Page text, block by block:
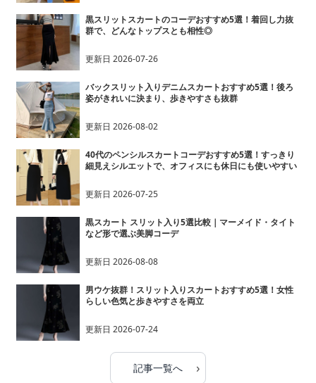
黒スリットスカートのコーデおすすめ5選！着回し力抜
群で、どんなトップスとも相性◎
更新日 2026-07-26
バックスリット入りデニムスカートおすすめ5選！後ろ
姿がきれいに決まり、歩きやすさも抜群
更新日 2026-08-02
40代のペンシルスカートコーデおすすめ5選！すっきり
細見えシルエットで、オフィスにも休日にも使いやすい
更新日 2026-07-25
黒スカート スリット入り5選比較｜マーメイド・タイト
など形で選ぶ美脚コーデ
更新日 2026-08-08
男ウケ抜群！スリット入りスカートおすすめ5選！女性
らしい色気と歩きやすさを両立
更新日 2026-07-24
記事一覧へ ›